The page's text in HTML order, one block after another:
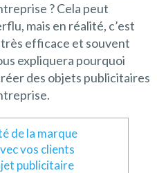
? Cela peut
mais en réalité, c’est
efficace et souvent
expliquera pourquoi
des objets publicitaires
de la marque
vos clients
publicitaire